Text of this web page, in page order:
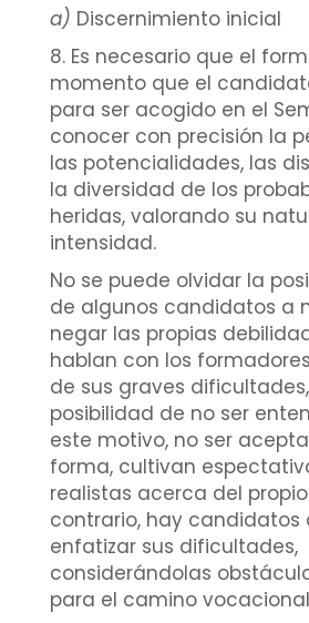
a) Discernimiento inicial
8. Es necesario que el
momento que el
para ser acogido en el
conocer con precisión la
las potencialidades, las
la diversidad de los
heridas, valorando su
intensidad.
No se puede olvidar la
de algunos candidatos a
negar las propias
hablan con los
de sus graves
posibilidad de no ser
este motivo, no ser
forma, cultivan
realistas acerca del
contrario, hay candidatos
enfatizar sus dificultades,
considerándolas
para el camino